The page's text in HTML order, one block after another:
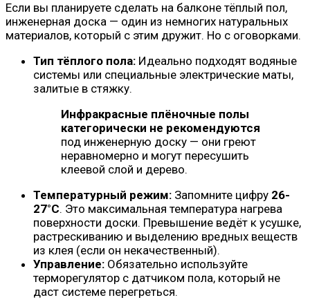
Если вы планируете сделать на балконе тёплый пол,
инженерная доска — один из немногих натуральных
материалов, который с этим дружит. Но с оговорками.
Тип тёплого пола: Идеально подходят водяные
системы или специальные электрические маты,
залитые в стяжку.
Инфракрасные плёночные полы
категорически не рекомендуются
под инженерную доску — они греют
неравномерно и могут пересушить
клеевой слой и дерево.
Температурный режим: Запомните цифру 26-
27°C. Это максимальная температура нагрева
поверхности доски. Превышение ведёт к усушке,
растрескиванию и выделению вредных веществ
из клея (если он некачественный).
Управление: Обязательно используйте
терморегулятор с датчиком пола, который не
даст системе перегреться.